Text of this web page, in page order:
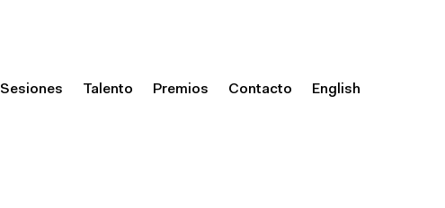
Sesiones Talento Premios Contacto English